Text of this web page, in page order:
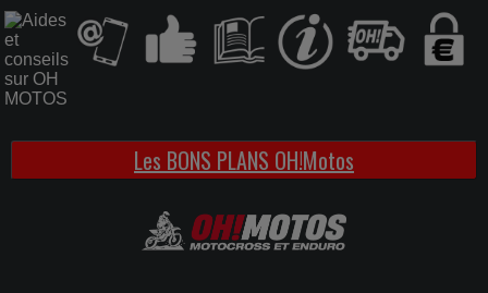
Fond de jante
0.89€
Les BONS PLANS OH!Motos